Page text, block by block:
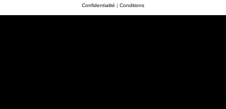
Confidentialité | Conditions